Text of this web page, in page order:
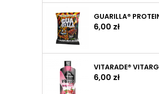
Cena
6,00 zł
Cena
6,00 zł